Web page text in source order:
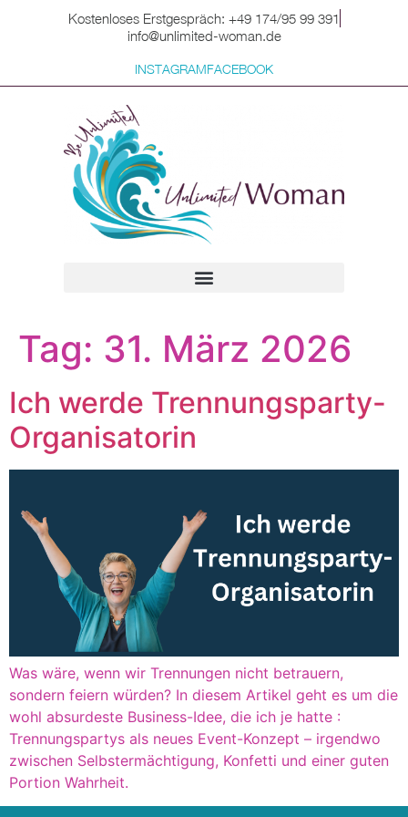
Kostenloses Erstgespräch: +49 174/95 99 391
info@unlimited-woman.de
INSTAGRAMFACEBOOK
Tag: 31. März 2026
Ich werde Trennungsparty-
Organisatorin
Was wäre, wenn wir Trennungen nicht betrauern,
sondern feiern würden? In diesem Artikel geht es um die
wohl absurdeste Business-Idee, die ich je hatte :
Trennungspartys als neues Event-Konzept – irgendwo
zwischen Selbstermächtigung, Konfetti und einer guten
Portion Wahrheit.